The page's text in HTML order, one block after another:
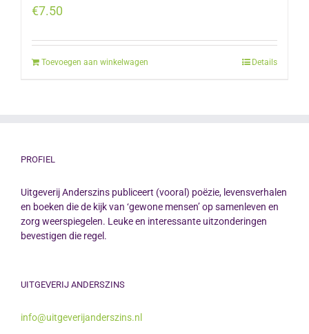
€7.50
Toevoegen aan winkelwagen Details
PROFIEL
Uitgeverij Anderszins publiceert (vooral) poëzie, levensverhalen
en boeken die de kijk van ‘gewone mensen’ op samenleven en
zorg weerspiegelen. Leuke en interessante uitzonderingen
bevestigen die regel.
UITGEVERIJ ANDERSZINS
info@uitgeverijanderszins.nl